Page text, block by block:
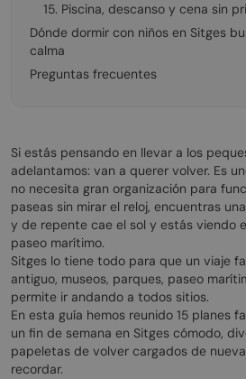
15. Piscina, descanso y cena sin
Dónde dormir con niños en Sitges
calma
Preguntas frecuentes
Si estás pensando en llevar a los
adelantamos: van a querer volver. Es
no necesita gran organización para
paseas sin mirar el reloj, encuentras
y de repente cae el sol y estás viendo
paseo marítimo.
Sitges lo tiene todo para que un viaje
antiguo, museos, parques, paseo
permite ir andando a todos sitios.
En esta guía hemos reunido 15 planes
un fin de semana en Sitges cómodo,
papeletas de volver cargados de
recordar.